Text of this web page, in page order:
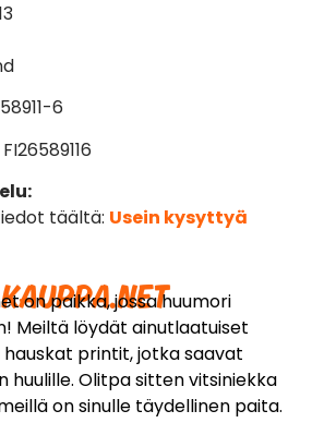
on paikka, jossa huumori
Meiltä löydät ainutlaatuiset
printit, jotka saavat
huulille. Olitpa sitten vitsiniekka
on sinulle täydellinen paita.
6
täältä: Usein kysyttyä